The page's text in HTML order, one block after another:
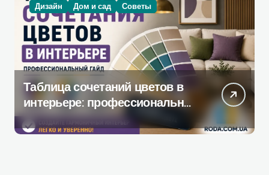
Дизайн Дом и сад Советы
Таблица сочетаний цветов в
интерьере: профессиональное
руководство по созданию
гармоничной палитры